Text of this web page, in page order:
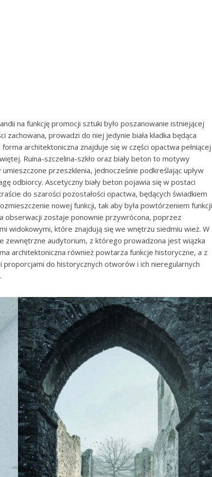
na funkcję promocji sztuki było poszanowanie istniejącej
zachowana, prowadzi do niej jedynie biała kładka będąca
architektoniczna znajduje się w części opactwa pełniącej
Ruina-szczelina-szkło oraz biały beton to motywy
przeszklenia, jednocześnie podkreślając upływ
odbiorcy. Ascetyczny biały beton pojawia się w postaci
do szarości pozostałości opactwa, będących świadkiem
nowej funkcji, tak aby była powtórzeniem funkcji
obserwacji zostaje ponownie przywrócona, poprzez
widokowymi, które znajdują się we wnętrzu siedmiu wież. W
audytorium, z którego prowadzona jest wiązka
architektoniczna również powtarza funkcje historyczne, a z
do historycznych otworów i ich nieregularnych